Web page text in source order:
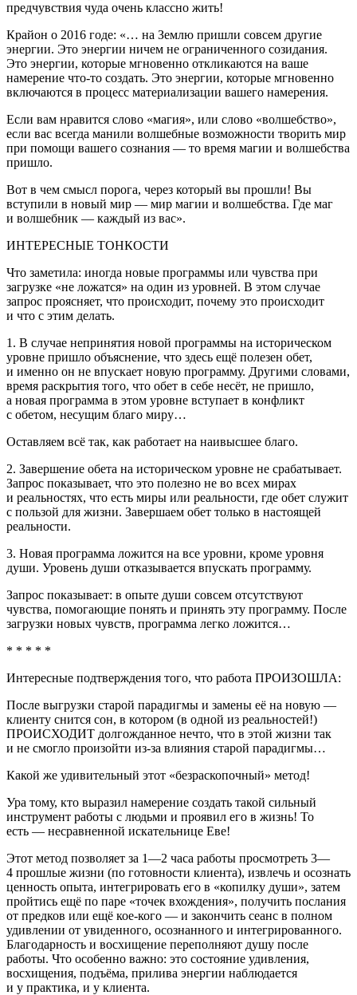
предчувствия чуда очень классно жить!
Крайон о 2016 годе: «… на Землю пришли совсем другие
энергии. Это энергии ничем не ограниченного созидания.
Это энергии, которые мгновенно откликаются на ваше
намерение что-то создать. Это энергии, которые мгновенно
включаются в процесс материализации вашего намерения.
Если вам нравится слово «магия», или слово «волшебство»,
если вас всегда манили волшебные возможности творить мир
при помощи вашего сознания — то время магии и волшебства
пришло.
Вот в чем смысл порога, через который вы прошли! Вы
вступили в новый мир — мир магии и волшебства. Где маг
и волшебник — каждый из вас».
ИНТЕРЕСНЫЕ ТОНКОСТИ
Что заметила: иногда новые программы или чувства при
загрузке «не ложатся» на один из уровней. В этом случае
запрос проясняет, что происходит, почему это происходит
и что с этим делать.
1. В случае непринятия новой программы на историческом
уровне пришло объяснение, что здесь ещё полезен обет,
и именно он не впускает новую программу. Другими словами,
время раскрытия того, что обет в себе несёт, не пришло,
а новая программа в этом уровне вступает в конфликт
с обетом, несущим благо миру…
Оставляем всё так, как работает на наивысшее благо.
2. Завершение обета на историческом уровне не срабатывает.
Запрос показывает, что это полезно не во всех мирах
и реальностях, что есть миры или реальности, где обет служит
с пользой для жизни. Завершаем обет только в настоящей
реальности.
3. Новая программа ложится на все уровни, кроме уровня
души. Уровень души отказывается впускать программу.
Запрос показывает: в опыте души совсем отсутствуют
чувства, помогающие понять и принять эту программу. После
загрузки новых чувств, программа легко ложится…
* * * * *
Интересные подтверждения того, что работа ПРОИЗОШЛА:
После выгрузки старой парадигмы и замены её на новую —
клиенту снится сон, в котором (в одной из реальностей!)
ПРОИСХОДИТ долгожданное нечто, что в этой жизни так
и не смогло произойти из-за влияния старой парадигмы…
Какой же удивительный этот «безраскопочный» метод!
Ура тому, кто выразил намерение создать такой сильный
инструмент работы с людьми и проявил его в жизнь! То
есть — несравненной искательнице Еве!
Этот метод позволяет за 1—2 часа работы просмотреть 3—
4 прошлые жизни (по готовности клиента), извлечь и осознать
ценность опыта, интегрировать его в «копилку души», затем
пройтись ещё по паре «точек вхождения», получить послания
от предков или ещё кое-кого — и закончить сеанс в полном
удивлении от увиденного, осознанного и интегрированного.
Благодарность и восхищение переполняют душу после
работы. Что особенно важно: это состояние удивления,
восхищения, подъёма, прилива энергии наблюдается
и у практика, и у клиента.